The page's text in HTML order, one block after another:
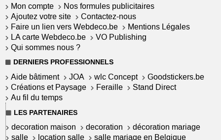
Mon compte
Nos formules publicitaires
Ajoutez votre site
Contactez-nous
Faire un lien vers Webdeco.be
Mentions Légales
LA carte Webdeco.be
VO Publishing
Qui sommes nous ?
DERNIERS PROFESSIONNELS
Aide bâtiment JOA wlc Concept
Goodstickers.be
Créations et Paysage
Feraille
Stand Direct
Au fil du temps
LES PARTENAIRES
decoration maison decoration
décoration mariage
salle
location salle salle mariage en Belgique